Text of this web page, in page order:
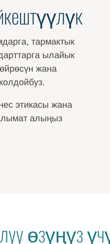
тармактык
ылайык
жана
этикасы жана
алыңыз
өзүңүз